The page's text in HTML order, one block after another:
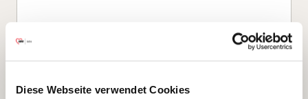
Diese Webseite verwendet Cookies